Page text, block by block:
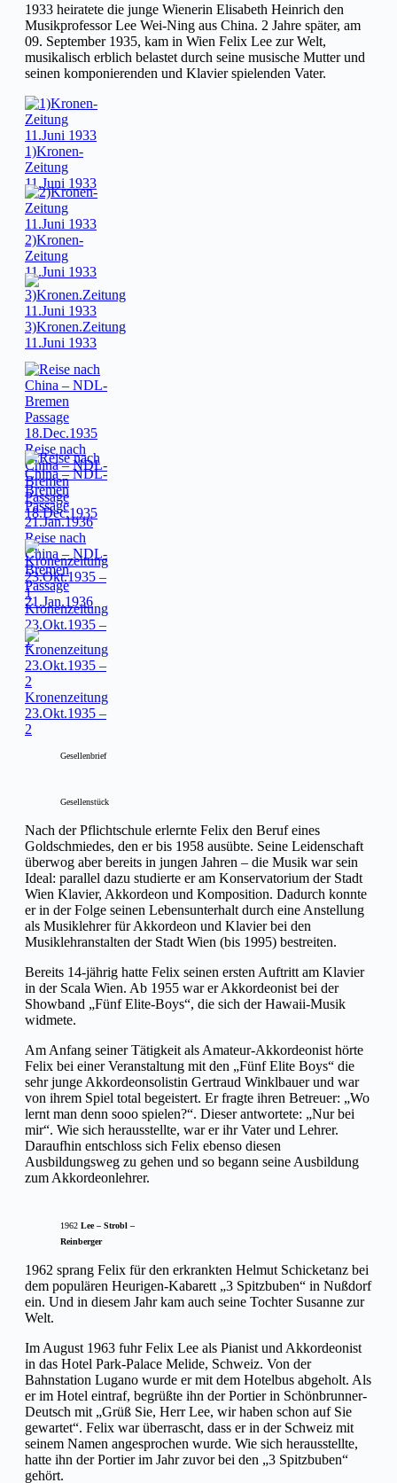
1933 heiratete die junge Wienerin Elisabeth Heinrich den
Musikprofessor Lee Wei-Ning aus China. 2 Jahre später, am
09. September 1935, kam in Wien Felix Lee zur Welt,
musikalisch erblich belastet durch seine musische Mutter und
seinen komponierenden und Klavier spielenden Vater.
1)Kronen-
Zeitung
11.Juni 1933
2)Kronen-
Zeitung
11.Juni 1933
3)Kronen.Zeitung
11.Juni 1933
Reise nach
China – NDL-
Bremen
Passage
18.Dec.1935
Reise nach
China – NDL-
Bremen
Passage
21.Jan.1936
Kronenzeitung
23.Okt.1935 –
1
Kronenzeitung
23.Okt.1935 –
2
Gesellenbrief
Gesellenstück
Nach der Pflichtschule erlernte Felix den Beruf eines
Goldschmiedes, den er bis 1958 ausübte. Seine Leidenschaft
überwog aber bereits in jungen Jahren – die Musik war sein
Ideal: parallel dazu studierte er am Konservatorium der Stadt
Wien Klavier, Akkordeon und Komposition. Dadurch konnte
er in der Folge seinen Lebensunterhalt durch eine Anstellung
als Musiklehrer für Akkordeon und Klavier bei den
Musiklehranstalten der Stadt Wien (bis 1995) bestreiten.
Bereits 14-jährig hatte Felix seinen ersten Auftritt am Klavier
in der Scala Wien. Ab 1955 war er Akkordeonist bei der
Showband „Fünf Elite-Boys“, die sich der Hawaii-Musik
widmete.
Am Anfang seiner Tätigkeit als Amateur-Akkordeonist hörte
Felix bei einer Veranstaltung mit den „Fünf Elite Boys“ die
sehr junge Akkordeonsolistin Gertraud Winklbauer und war
von ihrem Spiel total begeistert. Er fragte ihren Betreuer: „Wo
lernt man denn sooo spielen?“. Dieser antwortete: „Nur bei
mir“. Wie sich herausstellte, war er ihr Vater und Lehrer.
Daraufhin entschloss sich Felix ebenso diesen
Ausbildungsweg zu gehen und so begann seine Ausbildung
zum Akkordeonlehrer.
1962 Lee – Strobl –
Reinberger
1962 sprang Felix für den erkrankten Helmut Schicketanz bei
dem populären Heurigen-Kabarett „3 Spitzbuben“ in Nußdorf
ein. Und in diesem Jahr kam auch seine Tochter Susanne zur
Welt.
Im August 1963 fuhr Felix Lee als Pianist und Akkordeonist
in das Hotel Park-Palace Melide, Schweiz. Von der
Bahnstation Lugano wurde er mit dem Hotelbus abgeholt. Als
er im Hotel eintraf, begrüßte ihn der Portier in Schönbrunner-
Deutsch mit „Grüß Sie, Herr Lee, wir haben schon auf Sie
gewartet“. Felix war überrascht, dass er in der Schweiz mit
seinem Namen angesprochen wurde. Wie sich herausstellte,
hatte ihn der Portier im Jahr zuvor bei den „3 Spitzbuben“
gehört.